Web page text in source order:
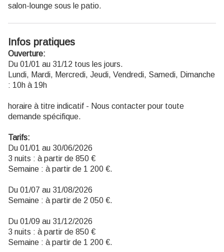
salon-lounge sous le patio.
Infos pratiques
Ouverture:
Du 01/01 au 31/12 tous les jours.
Lundi, Mardi, Mercredi, Jeudi, Vendredi, Samedi, Dimanche
: 10h à 19h
horaire à titre indicatif - Nous contacter pour toute
demande spécifique.
Tarifs:
Du 01/01 au 30/06/2026
3 nuits : à partir de 850 €
Semaine : à partir de 1 200 €.
Du 01/07 au 31/08/2026
Semaine : à partir de 2 050 €.
Du 01/09 au 31/12/2026
3 nuits : à partir de 850 €
Semaine : à partir de 1 200 €.